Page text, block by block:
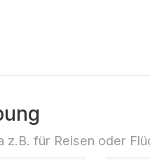
z.B. für Reisen oder